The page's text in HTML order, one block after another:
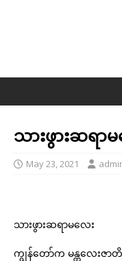
သားဖွားဆရာ
May 23, 2021
သားဖွားဆရာမလေး
ကျွန်တော်က မန္တလေးဇာ